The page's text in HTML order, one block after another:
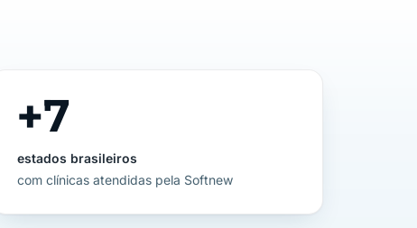
+7
estados brasileiros
com clínicas atendidas pela Softnew